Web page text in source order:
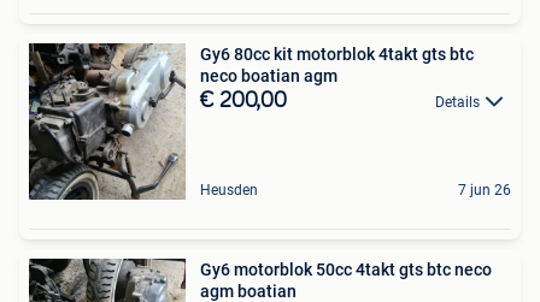
Gy6 80cc kit motorblok 4takt gts btc
neco boatian agm
€ 200,00 Details
Heusden 7 jun 26
Gy6 motorblok 50cc 4takt gts btc neco
agm boatian